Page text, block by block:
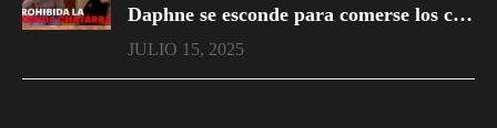
Daphne se esconde para comerse los chocolates
JULIO 15, 2025